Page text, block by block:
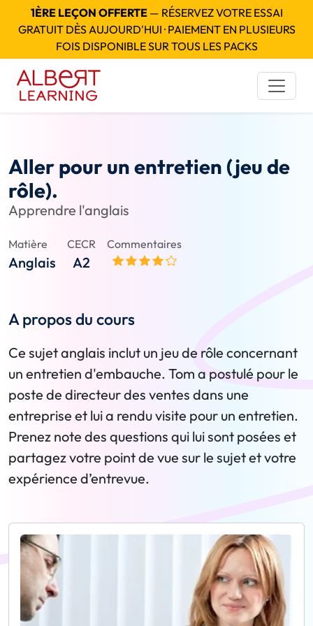
1ÈRE LEÇON OFFERTE— RÉSERVEZ VOTRE ESSAI
GRATUIT DÈS AUJOURD'HUI · PAIEMENT EN PLUSIEURS
FOIS DISPONIBLE SUR TOUS LES PACKS
Aller pour un entretien (jeu de
rôle).
Apprendre l'anglais
Matière
Anglais
CECR
A2
Commentaires
A propos du cours
Ce sujet anglais inclut un jeu de rôle concernant
un entretien d'embauche. Tom a postulé pour le
poste de directeur des ventes dans une
entreprise et lui a rendu visite pour un entretien.
Prenez note des questions qui lui sont posées et
partagez votre point de vue sur le sujet et votre
expérience d’entrevue.